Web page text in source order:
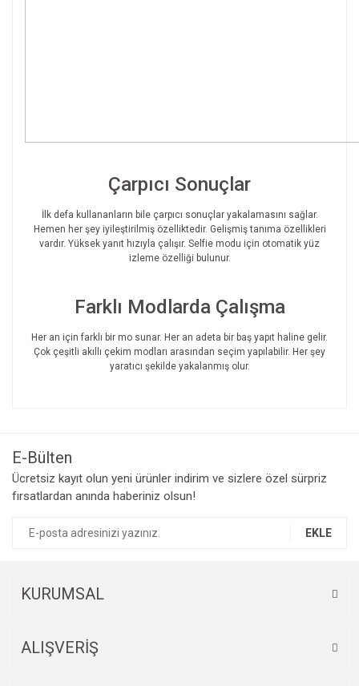
Çarpıcı Sonuçlar
İlk defa kullananların bile çarpıcı sonuçlar yakalamasını sağlar.
Hemen her şey iyileştirilmiş özelliktedir. Gelişmiş tanıma özellikleri
vardır. Yüksek yanıt hızıyla çalışır. Selfie modu için otomatik yüz
izleme özelliği bulunur.
Farklı Modlarda Çalışma
Her an için farklı bir mo sunar. Her an adeta bir baş yapıt haline gelir.
Çok çeşitli akıllı çekim modları arasından seçim yapılabilir. Her şey
yaratıcı şekilde yakalanmış olur.
Ürün resmi kalitesiz, bozuk veya görüntülenemiyor.
Ürün açıklamasında eksik bilgiler bulunuyor.
E-Bülten
Ücretsiz kayıt olun yeni ürünler indirim ve sizlere özel sürpriz
fırsatlardan anında haberiniz olsun!
EKLE
KURUMSAL
ALIŞVERİŞ